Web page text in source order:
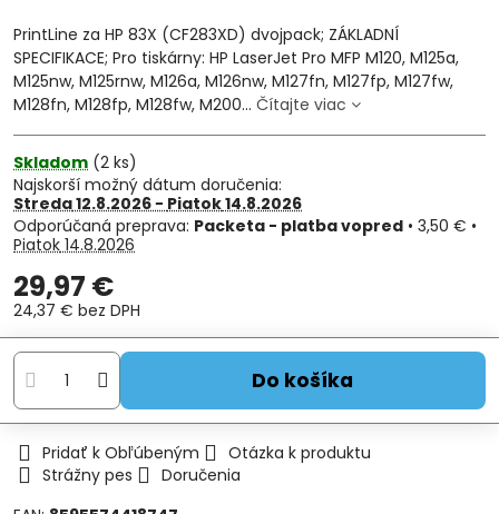
PrintLine za HP 83X (CF283XD) dvojpack; ZÁKLADNÍ
SPECIFIKACE; Pro tiskárny: HP LaserJet Pro MFP M120, M125a,
M125nw, M125rnw, M126a, M126nw, M127fn, M127fp, M127fw,
M128fn, M128fp, M128fw, M200... Čítajte viac
Skladom (2 ks)
Najskorší možný dátum doručenia:
Streda12.8.2026 −Piatok14.8.2026
Packeta - platba vopred • 3,50 € •
Piatok14.8.2026
29,97 €
24,37 € bez DPH
Do košíka
Pridať k Obľúbeným
Otázka k produktu
Strážny pes
Doručenia